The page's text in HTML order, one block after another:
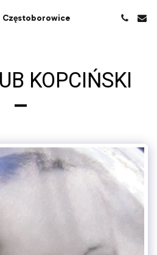
Częstoborowice
KOPCIŃSKI